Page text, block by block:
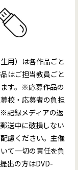
用）は各作品ごと
はご担当教員ごと
す。※応募作品の
校・応募者の負担
記録メディアの返
送中に破損しない
慮ください。主催
て一切の責任を負
出の方はDVD-